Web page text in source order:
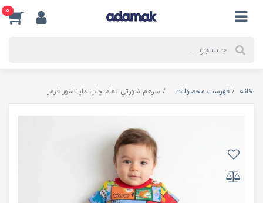
0
خانه فهرست محصولات سرهم شورتي تمام چاپ دايناسور قرمز